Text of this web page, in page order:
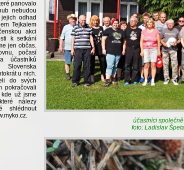
účastníci společně
foto: Ladislav Špeta
panovalo
nebudou
odhad
Tejkalem
akci
k setkání
jen občas.
počasí
účastníků
u nich.
do svých
pokračovali
už jsme
nálezy